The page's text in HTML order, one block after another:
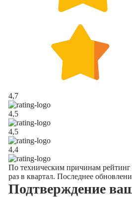
4,7
4,5
4,5
4,4
По техническим причинам рейтинг
раз в квартал. Последнее
Подтверждение